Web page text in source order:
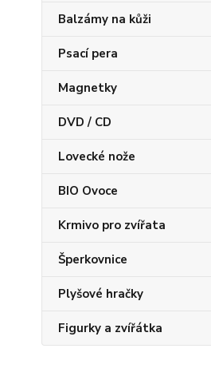
Balzámy na kůži
Psací pera
Magnetky
DVD / CD
Lovecké nože
BIO Ovoce
Krmivo pro zvířata
Šperkovnice
Plyšové hračky
Figurky a zvířátka